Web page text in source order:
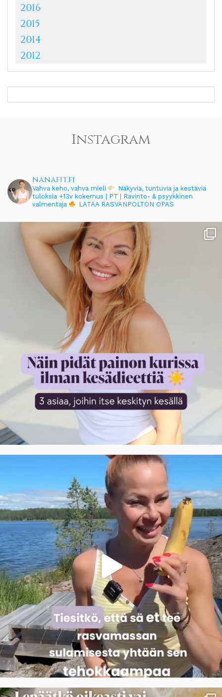
2016
2015
2014
2012
Instagram
nanafit.fi
Vahva keho, vahva mieli
Näkyviä, tuntuvia ja kestäviä
tuloksia +13v kokemus | PT | Ravinto- & psyykkinen
valmentaja
LATAA RASVANPOLTON OPAS